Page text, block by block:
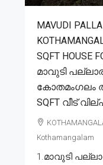
MAVUDI
SQFT HOUSE
മാവുടി
കോതമംഗലം
SQFT വീട്
Kothamangalam
1.മാവുടി